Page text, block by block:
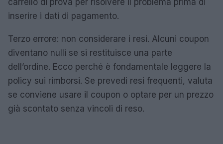
inserire i dati di pagamento.
Terzo errore: non considerare i resi. Alcuni coupon
diventano nulli se si restituisce una parte
dell’ordine. Ecco perché è fondamentale leggere la
policy sui rimborsi. Se prevedi resi frequenti, valuta
se conviene usare il coupon o optare per un prezzo
già scontato senza vincoli di reso.